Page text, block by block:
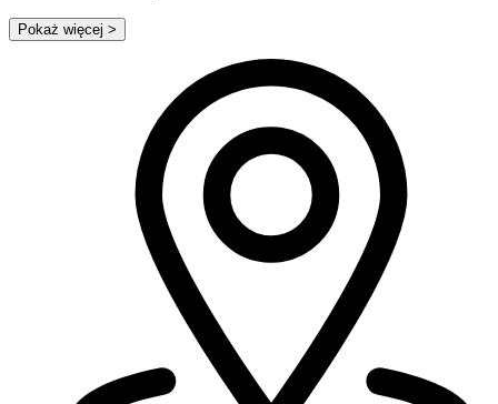
Pokaż więcej >